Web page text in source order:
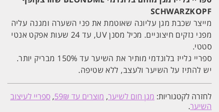
SCHWARZKOPF
מייצר שכבת מגן עליונה שאוטמת את פני השערה ומגנה עליה
מפני נזקים חיצוניים. מכיל מסנן UV, עד 24 שעות אפקט אנטי
סטטי.
ספריי גלייז בלונדמי מותיר את השיער עד 150% מבריק יותר.
יש להתיז על השיער ולעצב, ללא שטיפה.
לחזרה לקטגוריות: מגן חום לשיער, מוצרים עד 59₪ , ספריי לעיצוב
השיער.